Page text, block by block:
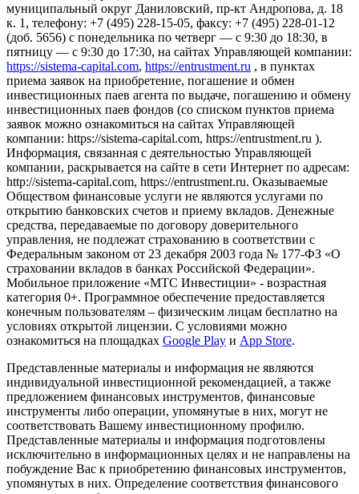
муниципальный округ Даниловский, пр-кт Андропова, д. 18
к. 1, телефону: +7 (495) 228-15-05, факсу: +7 (495) 228-01-12
(доб. 5656) с понедельника по четверг — c 9:30 до 18:30, в
пятницу — с 9:30 до 17:30, на сайтах Управляющей компании:
https://sistema-capital.com, https://entrustment.ru , в пунктах
приема заявок на приобретение, погашение и обмен
инвестиционных паев агента по выдаче, погашению и обмену
инвестиционных паев фондов (со списком пунктов приема
заявок можно ознакомиться на сайтах Управляющей
компании: https://sistema-capital.com, https://entrustment.ru ).
Информация, связанная с деятельностью Управляющей
компании, раскрывается на сайте в сети Интернет по адресам:
http://sistema-capital.com, https://entrustment.ru. Оказываемые
Обществом финансовые услуги не являются услугами по
открытию банковских счетов и приему вкладов. Денежные
средства, передаваемые по договору доверительного
управления, не подлежат страхованию в соответствии с
Федеральным законом от 23 декабря 2003 года № 177-ФЗ «О
страховании вкладов в банках Российской Федерации».
Мобильное приложение «МТС Инвестиции» - возрастная
категория 0+. Программное обеспечение предоставляется
конечным пользователям – физическим лицам бесплатно на
условиях открытой лицензии. С условиями можно
ознакомиться на площадках Google Play и App Store.
Представленные материалы и информация не являются
индивидуальной инвестиционной рекомендацией, а также
предложением финансовых инструментов, финансовые
инструменты либо операции, упомянутые в них, могут не
соответствовать Вашему инвестиционному профилю.
Представленные материалы и информация подготовлены
исключительно в информационных целях и не направлены на
побуждение Вас к приобретению финансовых инструментов,
упомянутых в них. Определение соответствия финансового